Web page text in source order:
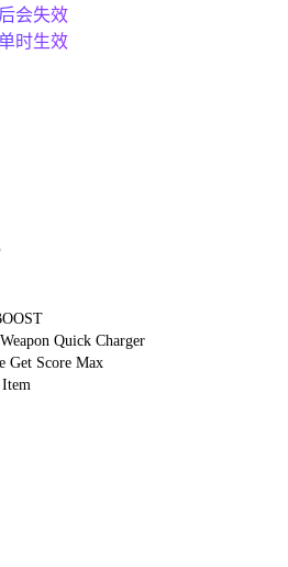
会失效
时生效
Quick Charger
Get Score Max